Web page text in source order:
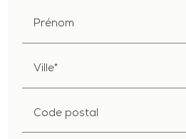
Prénom
Ville*
Code postal